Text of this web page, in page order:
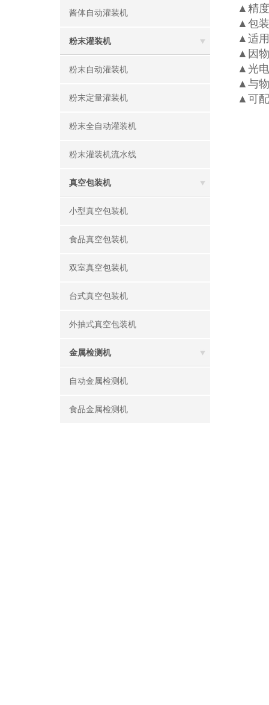
酱体自动灌装机
粉末灌装机
粉末自动灌装机
粉末定量灌装机
粉末全自动灌装机
粉末灌装机流水线
真空包装机
小型真空包装机
食品真空包装机
双室真空包装机
台式真空包装机
外抽式真空包装机
金属检测机
自动金属检测机
食品金属检测机
▲精
▲包
▲适
▲因
▲光
▲与
▲可